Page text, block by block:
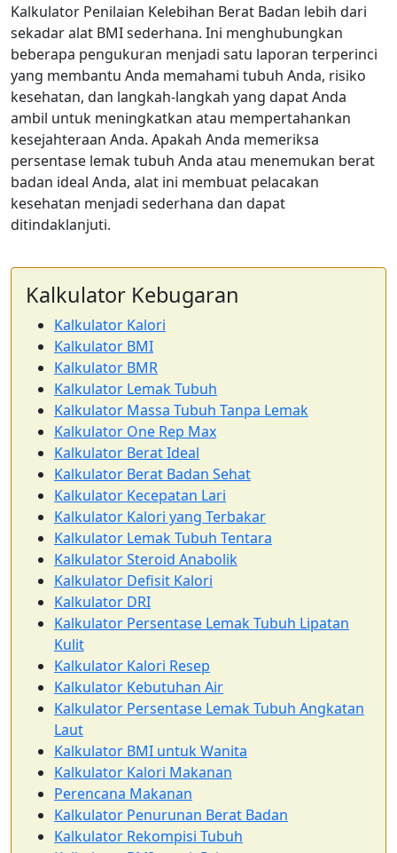
Kalkulator Penilaian Kelebihan Berat Badan lebih dari
sekadar alat BMI sederhana. Ini menghubungkan
beberapa pengukuran menjadi satu laporan terperinci
yang membantu Anda memahami tubuh Anda, risiko
kesehatan, dan langkah-langkah yang dapat Anda
ambil untuk meningkatkan atau mempertahankan
kesejahteraan Anda. Apakah Anda memeriksa
persentase lemak tubuh Anda atau menemukan berat
badan ideal Anda, alat ini membuat pelacakan
kesehatan menjadi sederhana dan dapat
ditindaklanjuti.
Kalkulator Kebugaran
Kalkulator Kalori
Kalkulator BMI
Kalkulator BMR
Kalkulator Lemak Tubuh
Kalkulator Massa Tubuh Tanpa Lemak
Kalkulator One Rep Max
Kalkulator Berat Ideal
Kalkulator Berat Badan Sehat
Kalkulator Kecepatan Lari
Kalkulator Kalori yang Terbakar
Kalkulator Lemak Tubuh Tentara
Kalkulator Steroid Anabolik
Kalkulator Defisit Kalori
Kalkulator DRI
Kalkulator Persentase Lemak Tubuh Lipatan
Kulit
Kalkulator Kalori Resep
Kalkulator Kebutuhan Air
Kalkulator Persentase Lemak Tubuh Angkatan
Laut
Kalkulator BMI untuk Wanita
Kalkulator Kalori Makanan
Perencana Makanan
Kalkulator Penurunan Berat Badan
Kalkulator Rekompisi Tubuh